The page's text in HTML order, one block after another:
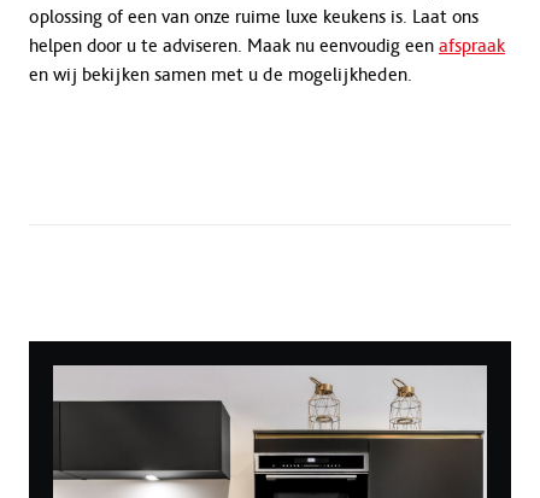
oplossing of een van onze ruime luxe keukens is. Laat ons
helpen door u te adviseren. Maak nu eenvoudig een afspraak
en wij bekijken samen met u de mogelijkheden.